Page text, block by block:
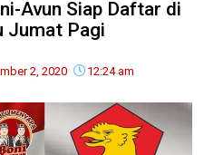
Avun Siap Daftar di
Jumat Pagi
2, 2020 12:24 am